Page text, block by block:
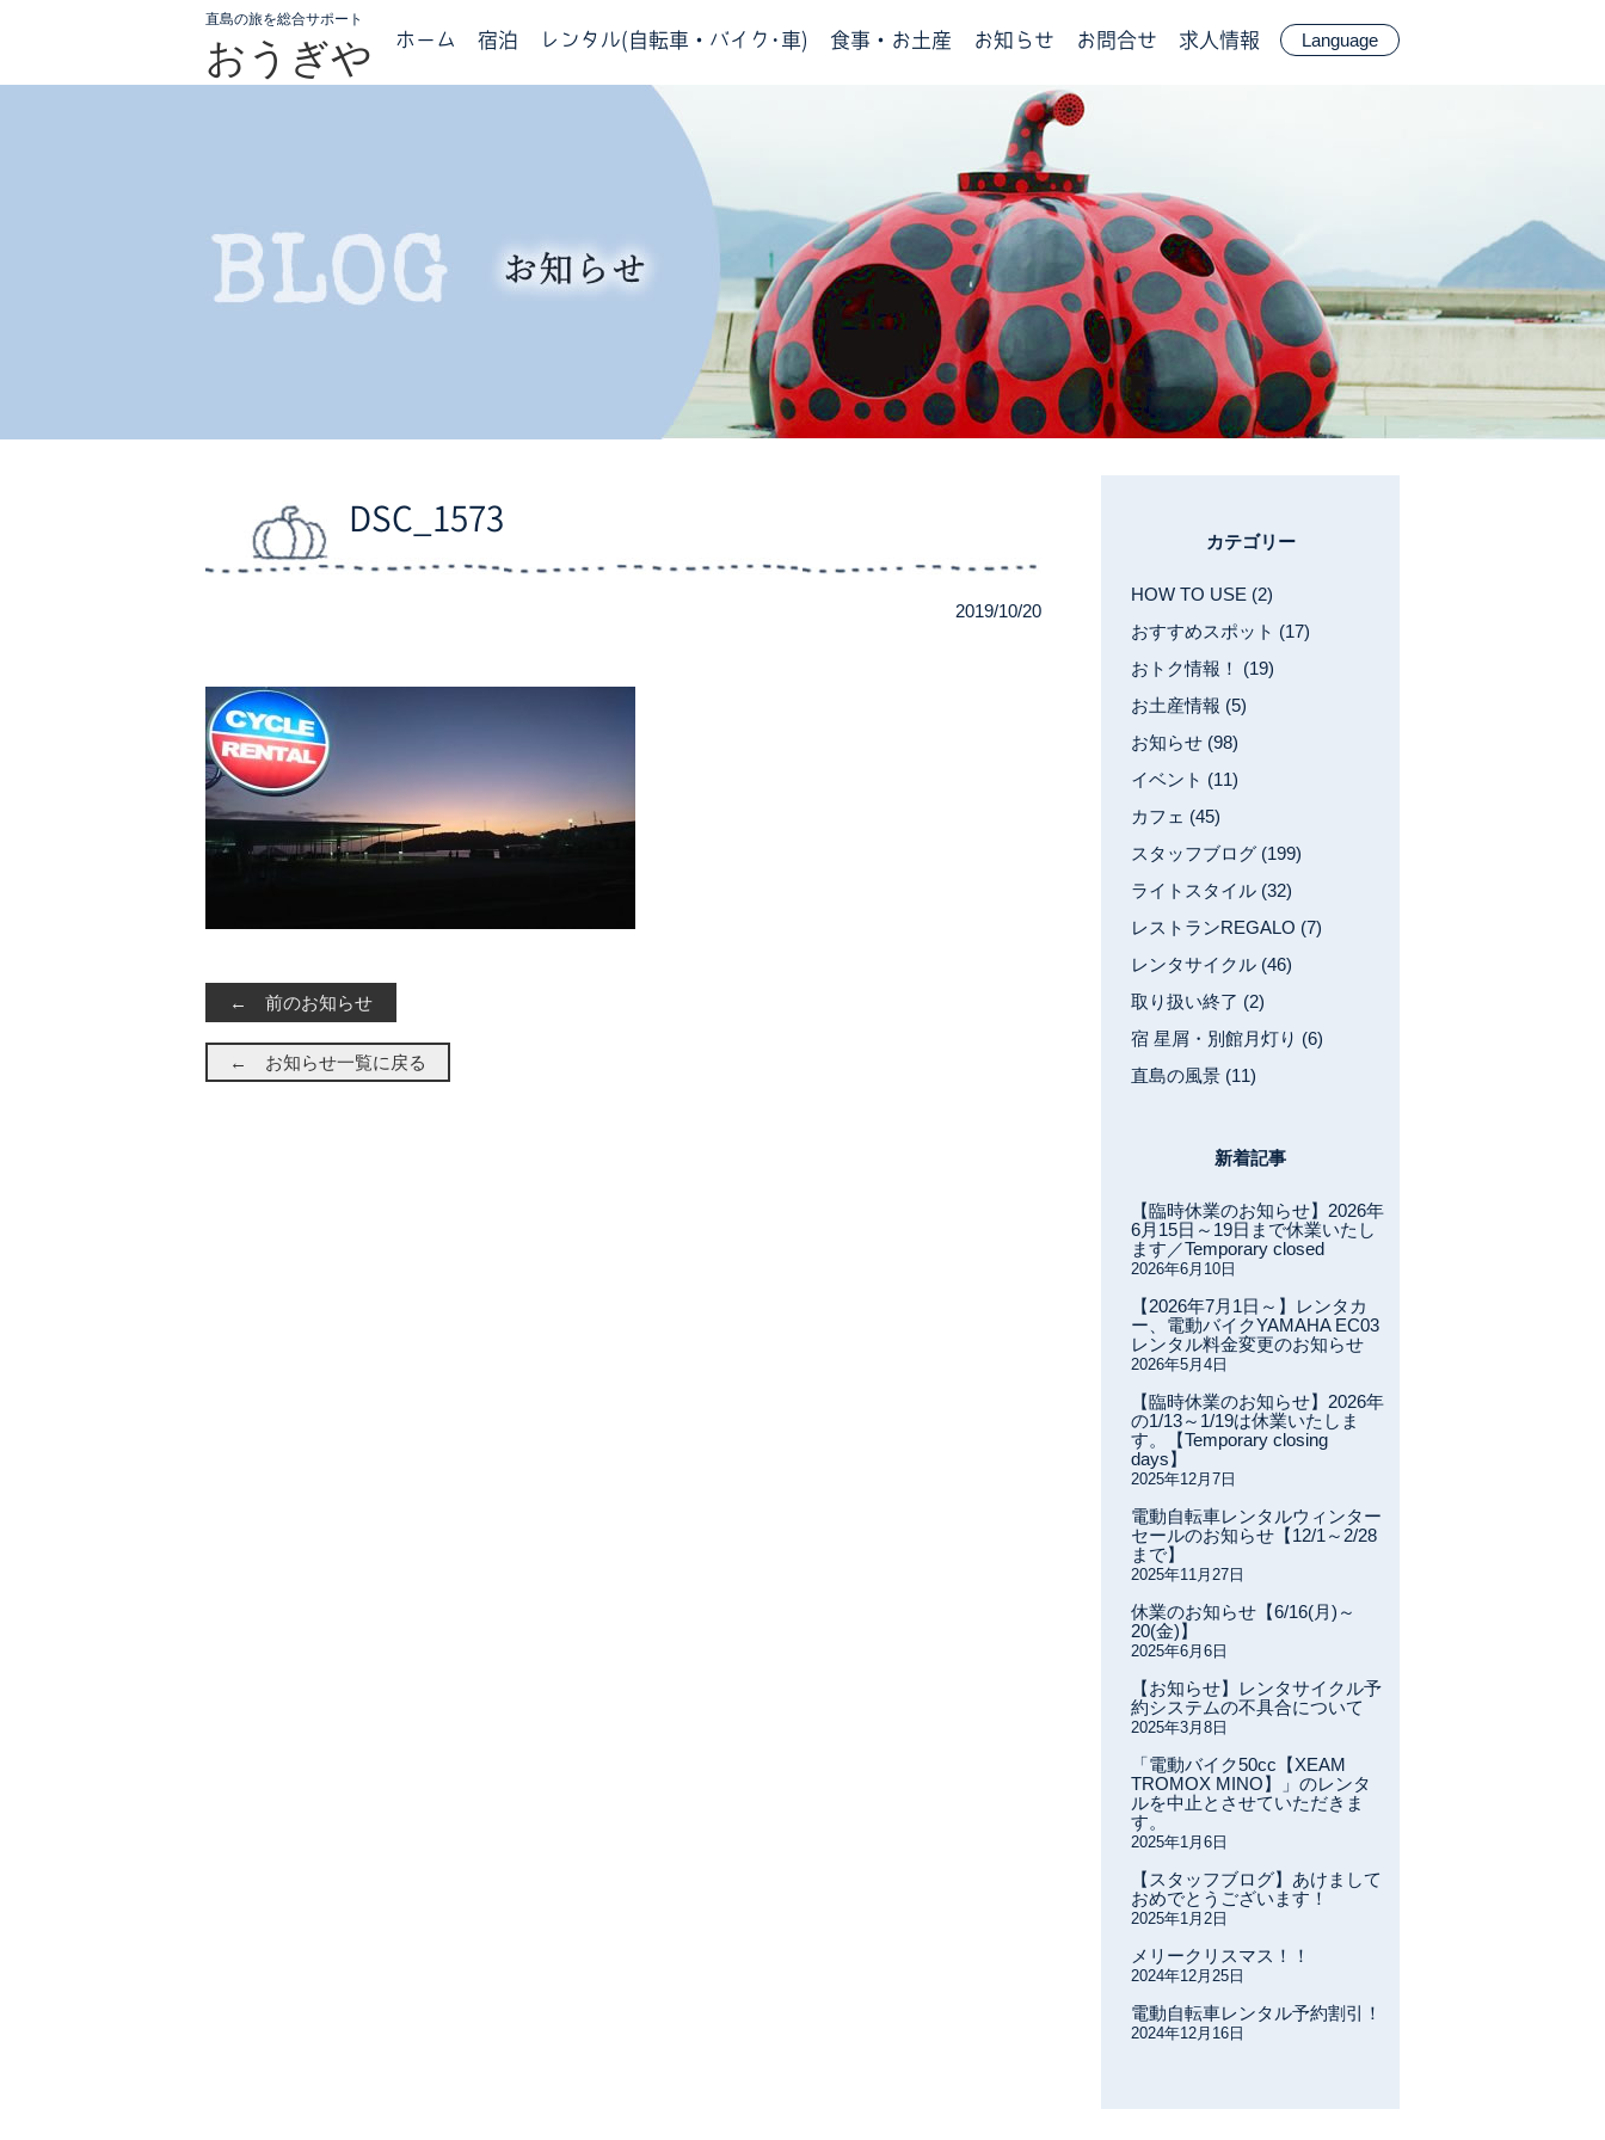
直島の旅を総合サポート
おうぎや ホーム 宿泊 レンタル(自転車・バイク･車) 食事・お土産 お知らせ お問合せ 求人情報 Language
DSC_1573
2019/10/20
← 前のお知らせ
← お知らせ一覧に戻る
カテゴリー
HOW TO USE (2)
おすすめスポット (17)
おトク情報！ (19)
お土産情報 (5)
お知らせ (98)
イベント (11)
カフェ (45)
スタッフブログ (199)
ライトスタイル (32)
レストランREGALO (7)
レンタサイクル (46)
取り扱い終了 (2)
宿 星屑・別館月灯り (6)
直島の風景 (11)
新着記事
【臨時休業のお知らせ】2026年
6月15日～19日まで休業いたし
ます／Temporary closed
2026年6月10日
【2026年7月1日～】レンタカ
ー、電動バイクYAMAHA EC03
レンタル料金変更のお知らせ
2026年5月4日
【臨時休業のお知らせ】2026年
の1/13～1/19は休業いたしま
す。【Temporary closing
days】
2025年12月7日
電動自転車レンタルウィンター
セールのお知らせ【12/1～2/28
まで】
2025年11月27日
休業のお知らせ【6/16(月)～
20(金)】
2025年6月6日
【お知らせ】レンタサイクル予
約システムの不具合について
2025年3月8日
「電動バイク50cc【XEAM
TROMOX MINO】」のレンタ
ルを中止とさせていただきま
す。
2025年1月6日
【スタッフブログ】あけまして
おめでとうございます！
2025年1月2日
メリークリスマス！！
2024年12月25日
電動自転車レンタル予約割引！
2024年12月16日